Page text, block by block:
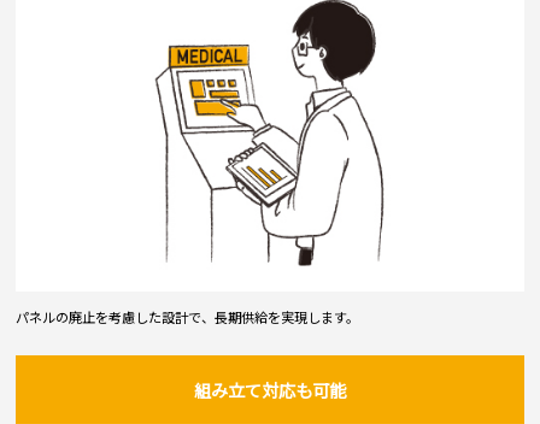
パネルの廃止を考慮した設計で、長期供給を実現します。
組み立て対応も可能